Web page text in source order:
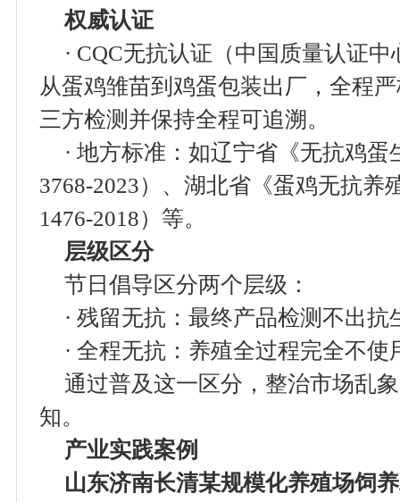
权威认证
· CQC无抗认证（中国质量认证
从蛋鸡雏苗到鸡蛋包装出厂，全程
三方检测并保持全程可追溯。
· 地方标准：如辽宁省《无抗鸡
3768-2023）、湖北省《蛋鸡无抗养
1476-2018）等。
层级区分
节日倡导区分两个层级：
· 残留无抗：最终产品检测不出抗
· 全程无抗：养殖全过程完全不使
通过普及这一区分，整治市场乱
知。
产业实践案例
山东济南长清某规模化养殖场饲